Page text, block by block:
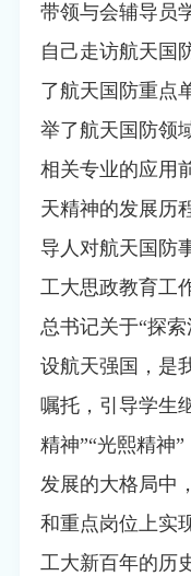
带领与会辅导员
自己走访航天国
了航天国防重点
举了航天国防领
相关专业的应用
天精神的发展历
导人对航天国防
工大思政教育工
总书记关于“探
设航天强国，是
嘱托，引导学生
精神”“光熙精神
发展的大格局中
和重点岗位上实
工大新百年的历